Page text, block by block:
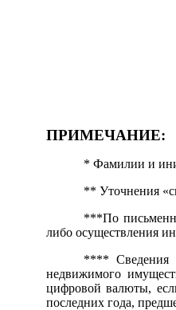
ПРИМЕЧАНИЕ:
* Фамилии и
** Уточнения
***По
либо осуществления
**** Сведения
недвижимого
цифровой валюты,
последних года,